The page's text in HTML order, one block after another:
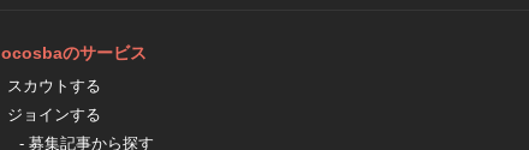
ocosbaのサービス
スカウトする
ジョインする
- 募集記事から探す